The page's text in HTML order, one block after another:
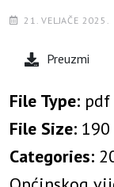
21. VELJAČE 2025.
Preuzmi
File Type: pdf
File Size: 190
Categories: